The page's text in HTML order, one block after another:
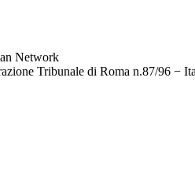
Network
Tribunale di Roma n.87/96 −